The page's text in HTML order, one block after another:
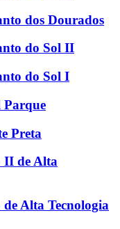
dos Dourados
do Sol II
do Sol I
Parque
Preta
II de Alta
Alta Tecnologia